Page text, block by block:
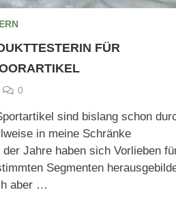
FÜR
0
sind bislang schon
in meine Schränke
Jahre haben sich Vorlieben
Segmenten
aber …